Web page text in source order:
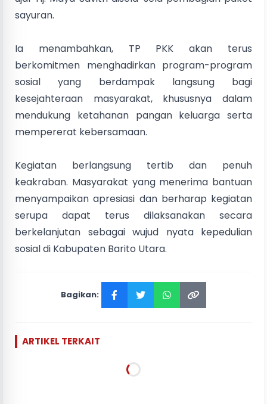
sayuran.
Ia menambahkan, TP PKK akan terus
berkomitmen menghadirkan program-program
sosial yang berdampak langsung bagi
kesejahteraan masyarakat, khususnya dalam
mendukung ketahanan pangan keluarga serta
mempererat kebersamaan.
Kegiatan berlangsung tertib dan penuh
keakraban. Masyarakat yang menerima bantuan
menyampaikan apresiasi dan berharap kegiatan
serupa dapat terus dilaksanakan secara
berkelanjutan sebagai wujud nyata kepedulian
sosial di Kabupaten Barito Utara.
Bagikan:
ARTIKEL TERKAIT